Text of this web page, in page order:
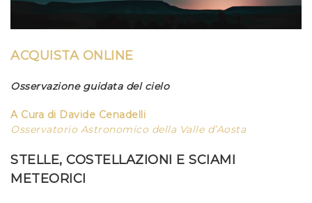
ACQUISTA ONLINE
Osservazione guidata del cielo
A Cura di Davide Cenadelli
Osservatorio Astronomico della Valle d’Aosta
STELLE, COSTELLAZIONI E SCIAMI
METEORICI